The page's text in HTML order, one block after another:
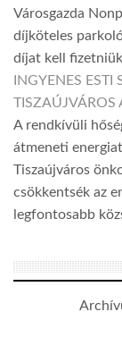
Városgazda
díjköteles
díjat kell
INGYENES
TISZAÚJVÁROS
A rendkívüli
átmeneti
Tiszaújváros
csökkentsék az
legfontosabb